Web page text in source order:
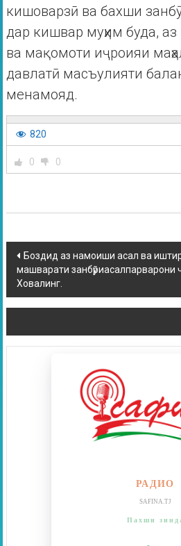
кишоварзӣ ва бахши
дар кишвар муҳим буда, аз
ва мақомоти иҷроияи
давлатӣ масъулияти
менамояд.
820
0 0
Боздид аз намоиши асал ва
машварати занбӯриасалпарварони
Ховалинг.
РАДИО
SAFINA.TJ
Пахши